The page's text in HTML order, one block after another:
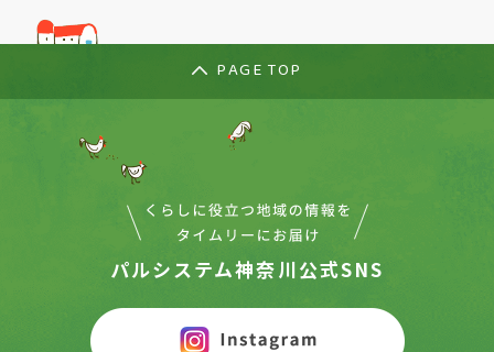
PAGE TOP
パルシステム神奈川公式SNS